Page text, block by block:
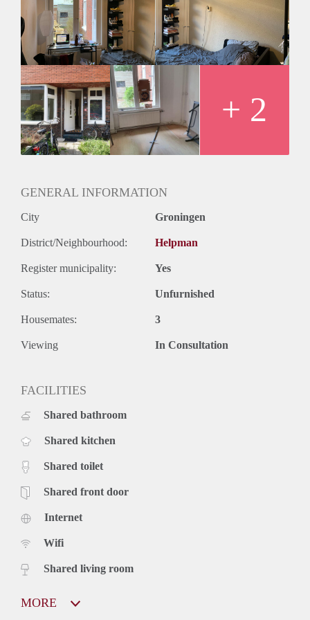
zin om te fietsen een bushalte vlakbij aanwezig.
De kamer is 9m2 groot. Dit lijkt niet groot, maar er past alles
in wat je nodig hebt. De huur bedraagt 321 euro per maand,
inclusief GWL, internet en televisie. De keuken, de
badkamer en de wc worden gedeeld net als de ruime
achtertuin met eigen hok.
In Casa Ohana wordt eigenlijk iedere avond samen gegeten
en er wordt regelmatig met z’n allen een pilsje gedronken.
Daarnaast werd er ook af en toe buiten COVID om een
huisfeest gegeven. In de zomer bbq we daarnaast graag in
onze ruime achtertuin!
+ 2
GENERAL INFORMATION
City Groningen
District/Neighbourhood: Helpman
Register municipality: Yes
Status: Unfurnished
Housemates: 3
Viewing In Consultation
FACILITIES
Shared bathroom
Shared kitchen
Shared toilet
Shared front door
Internet
Wifi
Shared living room
MORE